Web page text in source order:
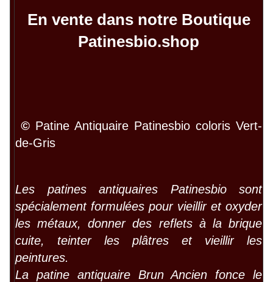
En vente dans notre Boutique
Patinesbio.shop
© Patine Antiquaire Patinesbio coloris Vert-
de-Gris
Les patines antiquaires Patinesbio sont
spécialement formulées pour vieillir et oxyder
les métaux, donner des reflets à la brique
cuite, teinter les plâtres et vieillir les
peintures.
La patine antiquaire Brun Ancien fonce le